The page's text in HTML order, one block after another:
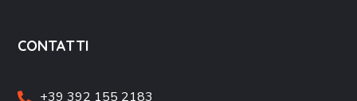
CONTATTI
+39 392 155 2183